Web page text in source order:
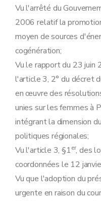
Vu l'arrêté du
2006 relatif la
moyen de sources
cogénération;
Vu le rapport du 23 juin
l'article 3, 2° du décret
en œuvre des
unies sur les femmes à
intégrant la dimension
politiques régionales;
Vu l'article 3, §1er, des
coordonnées le 12
Vu que l'adoption du
urgente en raison du